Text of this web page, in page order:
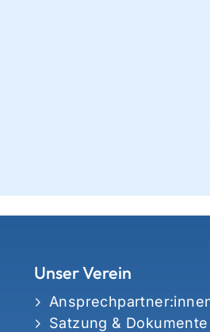
Unser Verein
Satzung & Dokumente